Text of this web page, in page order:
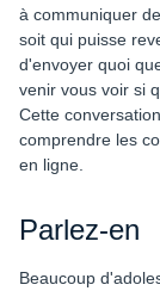
à communiquer
soit qui puisse
d'envoyer quoi
venir vous voir si
Cette
comprendre les
en ligne.
Parlez-en
Beaucoup